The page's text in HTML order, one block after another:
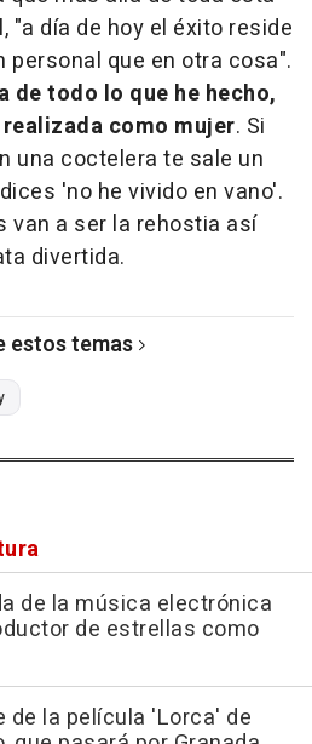
"a día de hoy el éxito reside
personal que en otra cosa".
de todo lo que he hecho,
como mujer. Si
una coctelera te sale un
'no he vivido en vano'.
van a ser la rehostia así
divertida.
estos temas
de la música electrónica
de estrellas como
de la película 'Lorca' de